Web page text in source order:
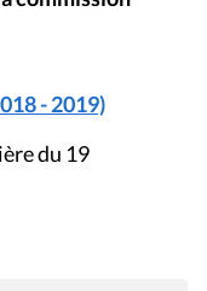
- 2019)
du 19